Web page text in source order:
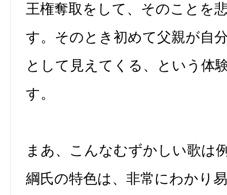
王権奪取をして、そのことを
す。そのとき初めて父親が自
として見えてくる、という体
す。
まあ、こんなむずかしい歌は
綱氏の特色は、非常にわかり